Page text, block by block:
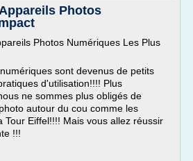
Photos
Photos Numériques Les Plus
sont devenus de petits
d'utilisation!!!! Plus
ne sommes plus obligés de
autour du cou comme les
Tour Eiffel!!!! Mais vous allez réussir
!!!